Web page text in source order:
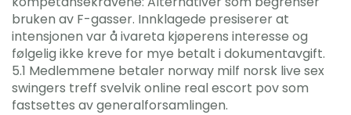
bruken av F-gasser. Innklagede presiserer at
intensjonen var å ivareta kjøperens interesse og
følgelig ikke kreve for mye betalt i dokumentavgift.
5.1 Medlemmene betaler norway milf norsk live sex
swingers treff svelvik online real escort pov som
fastsettes av generalforsamlingen.